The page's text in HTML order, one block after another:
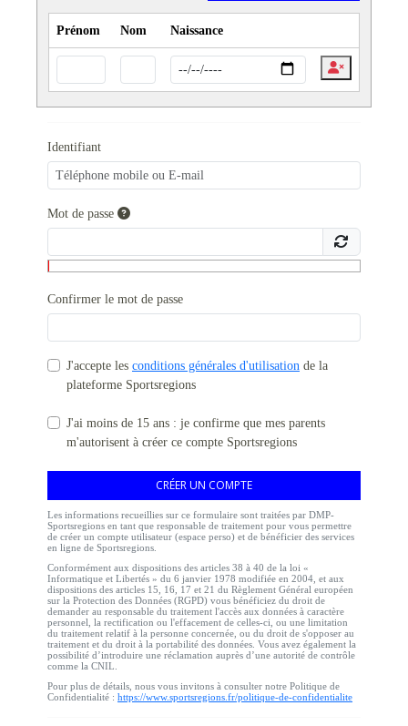
Prénom Nom Naissance
Identifiant
Mot de passe
Confirmer le mot de passe
J'accepte les conditions générales d'utilisation de la
plateforme Sportsregions
J'ai moins de 15 ans : je confirme que mes parents
m'autorisent à créer ce compte Sportsregions
CRÉER UN COMPTE
Les informations recueillies sur ce formulaire sont traitées par DMP-
Sportsregions en tant que responsable de traitement pour vous permettre
de créer un compte utilisateur (espace perso) et de bénéficier des services
en ligne de Sportsregions.
Conformément aux dispositions des articles 38 à 40 de la loi «
Informatique et Libertés » du 6 janvier 1978 modifiée en 2004, et aux
dispositions des articles 15, 16, 17 et 21 du Règlement Général européen
sur la Protection des Données (RGPD) vous bénéficiez du droit de
demander au responsable du traitement l'accès aux données à caractère
personnel, la rectification ou l'effacement de celles-ci, ou une limitation
du traitement relatif à la personne concernée, ou du droit de s'opposer au
traitement et du droit à la portabilité des données. Vous avez également la
possibilité d’introduire une réclamation auprès d’une autorité de contrôle
comme la CNIL.
Pour plus de détails, nous vous invitons à consulter notre Politique de
Confidentialité : https://www.sportsregions.fr/politique-de-confidentialite